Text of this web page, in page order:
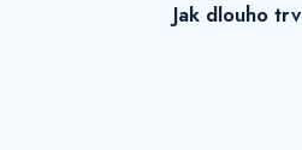
Jak dlouho